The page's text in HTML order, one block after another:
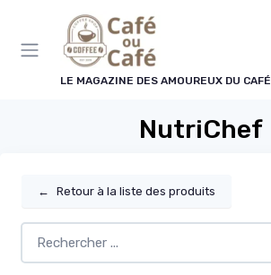
LE MAGAZINE DES AMOUREUX DU CAFÉ
NutriChef
← Retour à la liste des produits
Panneau de gestion des cookies